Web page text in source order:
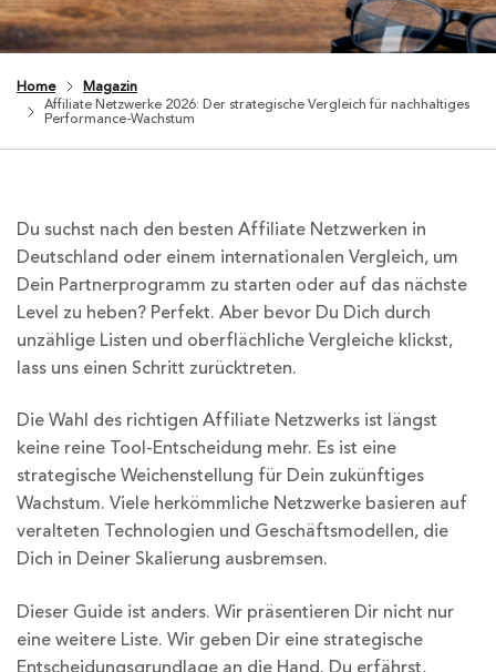
Home
Magazin
Affiliate Netzwerke 2026: Der strategische Vergleich für nachhaltiges
Performance-Wachstum
Du suchst nach den besten Affiliate Netzwerken in
Deutschland oder einem internationalen Vergleich, um
Dein Partnerprogramm zu starten oder auf das nächste
Level zu heben? Perfekt. Aber bevor Du Dich durch
unzählige Listen und oberflächliche Vergleiche klickst,
lass uns einen Schritt zurücktreten.
Die Wahl des richtigen Affiliate Netzwerks ist längst
keine reine Tool-Entscheidung mehr. Es ist eine
strategische Weichenstellung für Dein zukünftiges
Wachstum. Viele herkömmliche Netzwerke basieren auf
veralteten Technologien und Geschäftsmodellen, die
Dich in Deiner Skalierung ausbremsen.
Dieser Guide ist anders. Wir präsentieren Dir nicht nur
eine weitere Liste. Wir geben Dir eine strategische